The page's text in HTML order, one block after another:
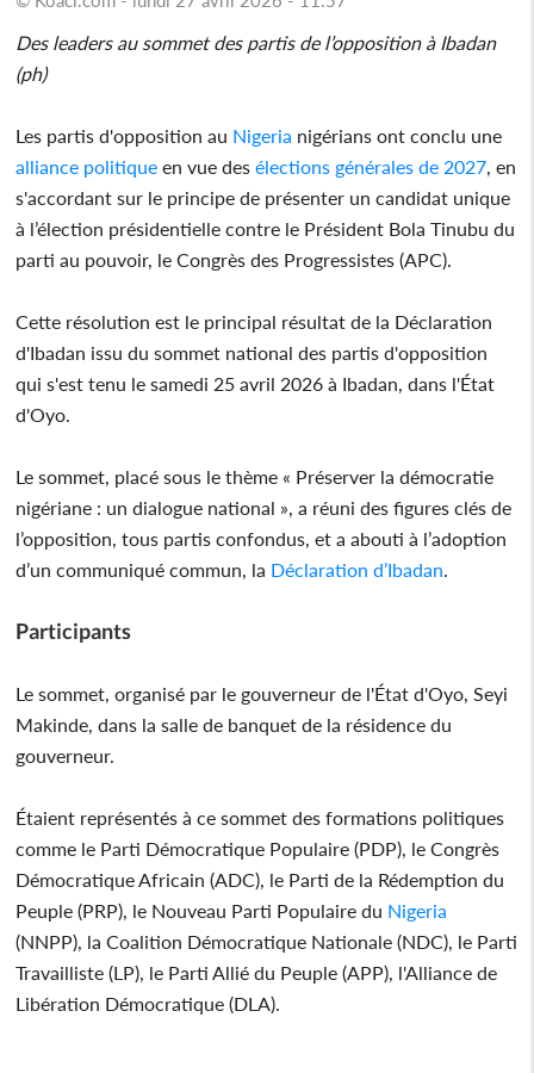
Des leaders au sommet des partis de l’opposition à Ibadan
(ph)
Les partis d'opposition au Nigeria nigérians ont conclu une
alliance politique en vue des élections générales de 2027 , en
s'accordant sur le principe de présenter un candidat unique
à l’élection présidentielle contre le Président Bola Tinubu du
parti au pouvoir, le Congrès des Progressistes (APC).
Cette résolution est le principal résultat de la Déclaration
d'Ibadan issu du sommet national des partis d'opposition
qui s'est tenu le samedi 25 avril 2026 à Ibadan, dans l'État
d'Oyo.
Le sommet, placé sous le thème « Préserver la démocratie
nigériane : un dialogue national », a réuni des figures clés de
l’opposition, tous partis confondus, et a abouti à l’adoption
d’un communiqué commun, la Déclaration d’Ibadan
Participants
Le sommet, organisé par le gouverneur de l'État d'Oyo, Seyi
Makinde, dans la salle de banquet de la résidence du
gouverneur.
Étaient représentés à ce sommet des formations politiques
comme le Parti Démocratique Populaire (PDP), le Congrès
Démocratique Africain (ADC), le Parti de la Rédemption du
Peuple (PRP), le Nouveau Parti Populaire du Nigeria
(NNPP), la Coalition Démocratique Nationale (NDC), le Parti
Travailliste (LP), le Parti Allié du Peuple (APP), l'Alliance de
Libération Démocratique (DLA).